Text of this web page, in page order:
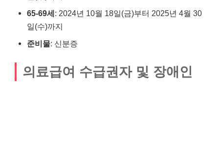
65-69세: 2024년 10월 18일(금)부터 2025년 4월 30
일(수)까지
준비물: 신분증
의료급여 수급권자 및 장애인